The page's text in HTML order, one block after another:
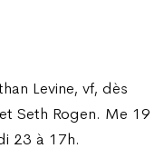
Levine, vf, dès
Seth Rogen. Me 19
23 à 17h.